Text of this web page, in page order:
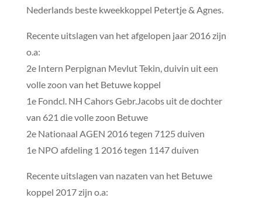
Nederlands beste kweekkoppel Petertje & Agnes.
Recente uitslagen van het afgelopen jaar 2016 zijn
o.a:
2e Intern Perpignan Mevlut Tekin, duivin uit een
volle zoon van het Betuwe koppel
1e Fondcl. NH Cahors Gebr.Jacobs uit de dochter
van 621 die volle zoon Betuwe
2e Nationaal AGEN 2016 tegen 7125 duiven
1e NPO afdeling 1 2016 tegen 1147 duiven
Recente uitslagen van nazaten van het Betuwe
koppel 2017 zijn o.a: